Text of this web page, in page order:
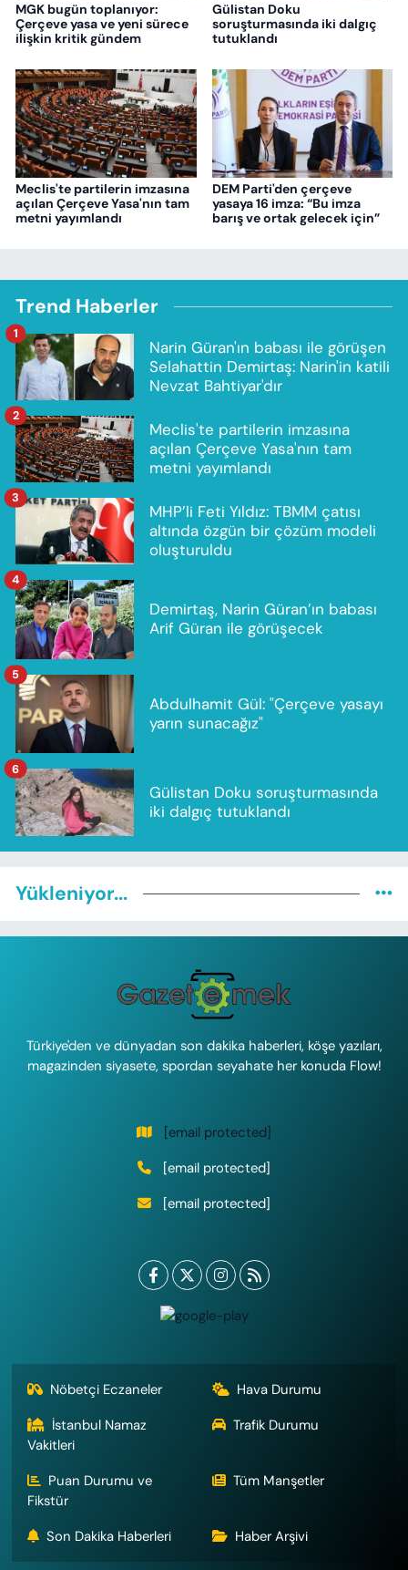
MGK bugün toplanıyor:
Çerçeve yasa ve yeni sürece
ilişkin kritik gündem
Gülistan Doku
soruşturmasında iki dalgıç
tutuklandı
Meclis'te partilerin imzasına
açılan Çerçeve Yasa'nın tam
metni yayımlandı
DEM Parti'den çerçeve
yasaya 16 imza: “Bu imza
barış ve ortak gelecek için”
Trend Haberler
Narin Güran'ın babası ile görüşen
Selahattin Demirtaş: Narin'in katili
Nevzat Bahtiyar'dır
1
Meclis'te partilerin imzasına
açılan Çerçeve Yasa'nın tam
metni yayımlandı
2
MHP’li Feti Yıldız: TBMM çatısı
altında özgün bir çözüm modeli
oluşturuldu
3
Demirtaş, Narin Güran’ın babası
Arif Güran ile görüşecek
4
Abdulhamit Gül: "Çerçeve yasayı
yarın sunacağız"
5
Gülistan Doku soruşturmasında
iki dalgıç tutuklandı
6
Yükleniyor...
Türkiye'den ve dünyadan son dakika haberleri, köşe yazıları,
magazinden siyasete, spordan seyahate her konuda Flow!
[email protected]
[email protected]
[email protected]
Nöbetçi Eczaneler
Hava Durumu
İstanbul Namaz
Vakitleri
Trafik Durumu
Puan Durumu ve
Fikstür
Tüm Manşetler
Son Dakika Haberleri Haber Arşivi